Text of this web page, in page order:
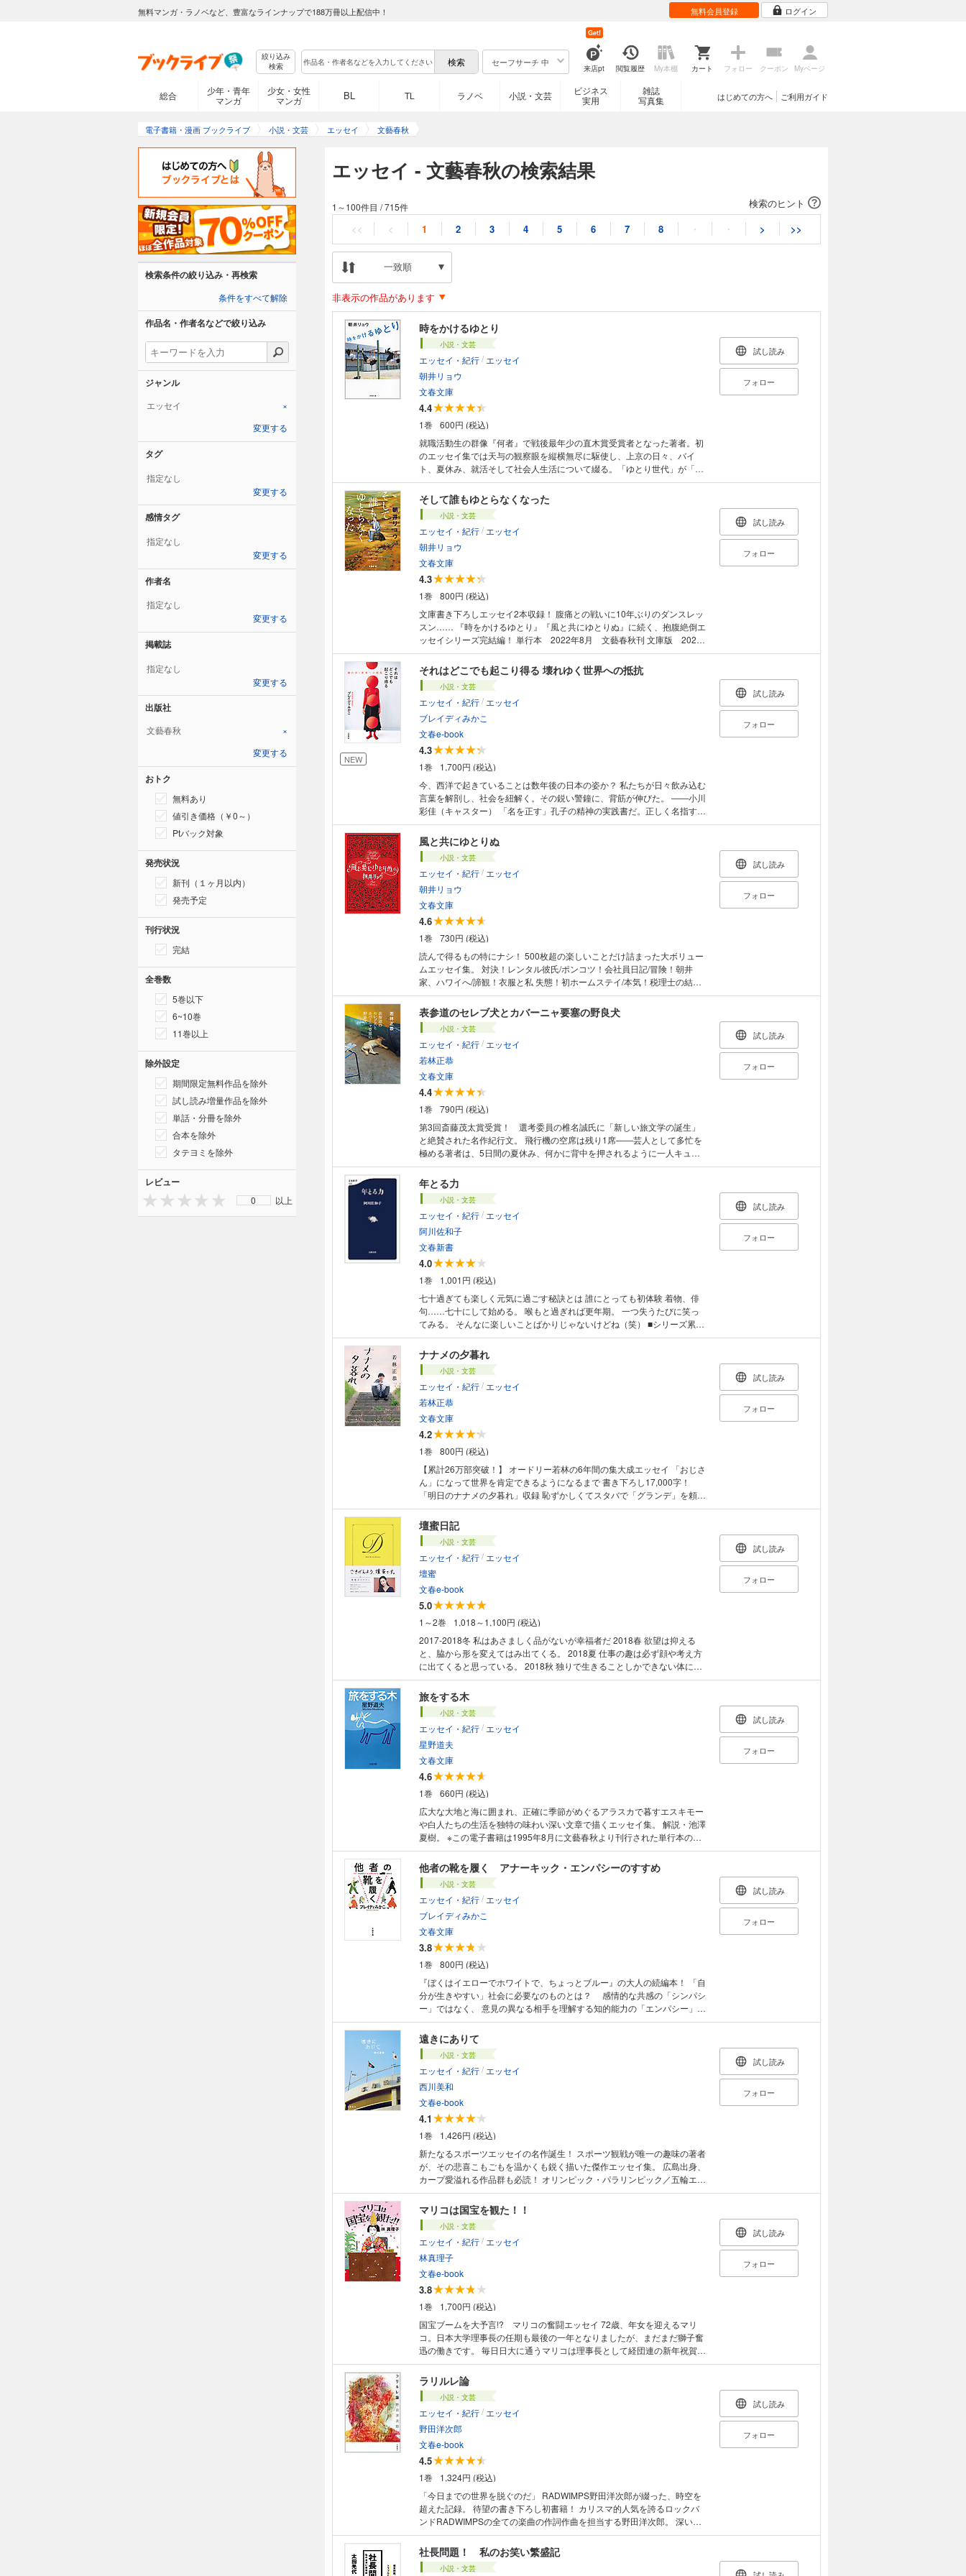
無料マンガ・ラノベなど、豊富なラインナップで188万冊以上配信中！ 無料会員登録 ログイン
絞り込み
検索
セーフサーチ 中
来店pt
Get!
閲覧履歴 My本棚 カート フォロー クーポン Myページ
総合
少年・青年
マンガ
少女・女性
マンガ
BL TL ラノベ 小説・文芸
ビジネス
実用
雑誌
写真集
ご利用ガイド
はじめての方へ
電子書籍・漫画 ブックライブ 小説・文芸 エッセイ 文藝春秋
エッセイ - 文藝春秋の検索結果
検索のヒント
1～100件目 /715件
<< < 1 2 3 4 5 6 7 8 ・ ・ > >>
一致順
非表示の作品があります
時をかけるゆとり
小説・文芸
エッセイ・紀行/ エッセイ
朝井リョウ
文春文庫
4.4
1巻
600円 (税込)
就職活動生の群像『何者』で戦後最年少の直木賞受賞者となった著者。初
のエッセイ集では天与の観察眼を縦横無尽に駆使し、上京の日々、バイ
ト、夏休み、就活そして社会人生活について綴る。「ゆとり世代」が「ゆ
とり世代」を見た、切なさとおかしみが炸裂する23編。『学生時代にやら
なくてもいい20のこと』に社会人篇を追加・加筆し改題。
試し読み
フォロー
そして誰もゆとらなくなった
小説・文芸
エッセイ・紀行/ エッセイ
朝井リョウ
文春文庫
4.3
1巻
800円 (税込)
文庫書き下ろしエッセイ2本収録！ 腹痛との戦いに10年ぶりのダンスレッ
スン…… 『時をかけるゆとり』『風と共にゆとりぬ』に続く、抱腹絶倒エ
ッセイシリーズ完結編！ 単行本 2022年8月 文藝春秋刊 文庫版 2025
年7月 文春文庫刊 この電子書籍は文春文庫版を底本としています。
試し読み
フォロー
NEW
それはどこでも起こり得る 壊れゆく世界への抵抗
小説・文芸
エッセイ・紀行/ エッセイ
ブレイディみかこ
文春e-book
4.3
1巻
1,700円 (税込)
今、西洋で起きていることは数年後の日本の姿か？ 私たちが日々飲み込む
言葉を解剖し、社会を紐解く。その鋭い警鐘に、背筋が伸びた。 ――小川
彩佳（キャスター） 「名を正す」孔子の精神の実践書だ。正しく名指すこ
とこそ、混乱した政治を解きほぐす道である。 ――國分功一郎（哲学者）
極中、クラス・シーリング、テクノ大衆、リマイグレーション…… 今、西
洋で起きていることは、すぐそこにある日本の姿か？ ・個は責任を問わ
れ、為政者は説明責任を逃れる「責任格差」 ・イデオロギーを捨て、権力
奪取を目的とする「極中」の倒錯 ・貧困層が“身の程を知る”よう呪われる
「階級の天井」とは？ ・テクノ領主たちが仕掛ける「プラットフォーム・
ポリティクス」 ・「リマイグレーション」という名のソフトな民族浄化の
正体……etc. 本書を書いているうちに、「リマイグレーション」のよう
な恐ろしい言葉も取り上げざるを得ない状況になってきた。これは、白人
以外の民族（移民、市民を問わず）を人種的祖先の地へ大量に送還すると
いう意味の政治的なスローガンだ。民族浄化の「言い換え」と言われるこ
の表現は、欧州の極右勢力やトランプ政権が使うものだ。（…） 自分
たちだけは、ここだけは大丈夫などということは、もうない時代なのだ。
語り始められ得る。それはどこでも起こり得るのだ。 ――「はじめに」よ
り ベストセラー『他者の靴を履く』から5年―― 「個の力」（power of）
を取り戻す革新の書！
試し読み
フォロー
風と共にゆとりぬ
小説・文芸
エッセイ・紀行/ エッセイ
朝井リョウ
文春文庫
4.6
1巻
730円 (税込)
読んで得るもの特にナシ！ 500枚超の楽しいことだけ詰まった大ボリュー
ムエッセイ集。 対決！レンタル彼氏/ポンコツ！会社員日記/冒険！朝井
家、ハワイへ/諦観！衣服と私 失態！初ホームステイ/本気！税理士の結婚
式で余興/阿鼻叫喚！痔瘻手術、その全貌等 ・ダヴィンチBOOK OF THE
YEAR 2017 2位 ・ブクログ大賞2018 ノミネート ・読書メーター OF THE
YEAR 2018 3位 『桐島、部活やめるってよ』で鮮烈なデビューを飾り、
『何者』で戦後最年少直木賞作家となった著者のユーモアあふれるエッセ
イ集が待望の文庫化。 日経新聞「プロムナード」連載エッセイや、壮絶な
痔瘻手術の体験をつづった「肛門記」を収録。 また、その顛末が読める
「肛門記～Eternal～」書き下ろし！ ※この電子書籍は2017年6月に文藝春
秋より刊行された単行本の文庫版を底本としています。
試し読み
フォロー
表参道のセレブ犬とカバーニャ要塞の野良犬
小説・文芸
エッセイ・紀行/ エッセイ
若林正恭
文春文庫
4.4
1巻
790円 (税込)
第3回斎藤茂太賞受賞！ 選考委員の椎名誠氏に「新しい旅文学の誕生」
と絶賛された名作紀行文。 飛行機の空席は残り1席――芸人として多忙を
極める著者は、5日間の夏休み、何かに背中を押されるように一人キュー
バへと旅立った。クラシックカーの排ガス、革命、ヘミングウェイ、青い
カリブ海……「日本と逆のシステム」の風景と、そこに生きる人々との交
流に心ほぐされた頃、隠された旅の目的が明らかに――落涙必至のベスト
セラー紀行文。特別書下ろし3編「モンゴル」「アイスランド」「コロナ
後の東京」収録。解説・Creepy Nuts DJ松永。 いざキューバへ！ ぼくは
今から5日間だけ、 灰色の街と無関係になる。 ロングセラー傑作紀行文 書
下ろし新章 モンゴル／アイスランド／コロナ後の東京 俺は誓いました。
あなたのように 生々しく生きていこうと。 （Creepy Nuts DJ松永「解
説」より）
試し読み
フォロー
年とる力
小説・文芸
エッセイ・紀行/ エッセイ
阿川佐和子
文春新書
4.0
1巻
1,001円 (税込)
七十過ぎても楽しく元気に過ごす秘訣とは 誰にとっても初体験 着物、俳
句……七十にして始める。 喉もと過ぎれば更年期。 一つ失うたびに笑っ
てみる。 そんなに楽しいことばかりじゃないけどね（笑） ■シリーズ累計
２３７万部突破！■ 物忘れがひどい。すぐ疲れる。動脈硬化……。 身体が
ボロボロになり、世の中は不安ばかり。 高齢初心者になったアガワが披露
する、これからの人生を楽しく笑って過ごすための51のヒント。 ●老化に
抗うつもりはない ●自らに降りかかった事件を第三者の目で観察してみる
●不安だらけで悲観的になったら ●体重計には１日に５回はのる ●体操を続
ける秘訣 ●初心者なんだから衰えを冷静に受け止めなくてもいい ●人生最
高のモテ期とは ●「後悔するわよ」と言われても
試し読み
フォロー
ナナメの夕暮れ
小説・文芸
エッセイ・紀行/ エッセイ
若林正恭
文春文庫
4.2
1巻
800円 (税込)
【累計26万部突破！】 オードリー若林の6年間の集大成エッセイ 「おじさ
ん」になって世界を肯定できるようになるまで 書き下ろし17,000字！
「明日のナナメの夕暮れ」収録 恥ずかしくてスタバで「グランデ」を頼め
ない。ゴルフに興じるおっさんはクソだ！―― 世の中を常に”ナナメ”に見
てきた著者にも、四十を前にしてついに変化が。体力の衰えを自覚し、 没
頭できる趣味や気の合う仲間との出会いを経て、いかにして世界を肯定で
きるようになったか。 「人見知り芸人」の集大成エッセイ。 人間に、変
わらないことで愛され続ける部分と 変わることで愛され始める部分がある
とするならば、 この本は、後者の存在を強く示してくれる。 それは、ど
うしたって変わりながらでしか生き続けることのできない私たちにとっ
て、 頼もしい光となる。（朝井リョウ／解説より） ※この電子書籍は
2018年8月に文藝春秋より刊行された単行本の文庫版を底本としていま
す。
試し読み
フォロー
壇蜜日記
小説・文芸
エッセイ・紀行/ エッセイ
壇蜜
文春e-book
5.0
1～2巻
1,018～1,100円 (税込)
2017-2018冬 私はあさましく品がないが幸福者だ 2018春 欲望は抑える
と、脇から形を変えてはみ出てくる。 2018夏 仕事の趣は必ず顔や考え方
に出てくると思っている。 2018秋 独りで生きることしかできない体に
着々と仕上がっている。 勝手に別れた男のことを勝手に思い出し勝手に浸
り、学生時代に好きだったプライドの高いクールな女の夢を見る。美人女
優の中で自分は華やかな熱帯魚の水槽に出汁をとったあとの煮干しのよう
だと思い、水泳にヨガにサウナに行っても体脂肪は変わらず、ナマケモノ
を飼ってナマケモノのために働く理不尽な生活をしたくなる……。 壇蜜の
あるがままの日々。今日もまた“自分いじり”に磨きがかかる。 ●著者自ら
撮影の写真収録。
試し読み
フォロー
旅をする木
小説・文芸
エッセイ・紀行/ エッセイ
星野道夫
文春文庫
4.6
1巻
660円 (税込)
広大な大地と海に囲まれ、正確に季節がめぐるアラスカで暮すエスキモー
や白人たちの生活を独特の味わい深い文章で描くエッセイ集。 解説・池澤
夏樹。 ※この電子書籍は1995年8月に文藝春秋より刊行された単行本の文
庫版を底本としています。
試し読み
フォロー
他者の靴を履く アナーキック・エンパシーのすすめ
小説・文芸
エッセイ・紀行/ エッセイ
ブレイディみかこ
文春文庫
3.8
1巻
800円 (税込)
『ぼくはイエローでホワイトで、ちょっとブルー』の大人の続編本！ 「自
分が生きやすい」社会に必要なのものとは？ 感情的な共感の「シンパシ
ー」ではなく、 意見の異なる相手を理解する知的能力の「エンパシー」。
この概念を心理学、社会学、哲学など様々な学術的分野の研究から繙く。
うまく活用するために、自治・自立し相互扶助のアナキズムを提唱。 新し
い思想の地平に立つ刺激的な一冊。 他者はあまりに遠い。“共感”だけでは
たどり着けない。 ジャンプするために、全力で「考える」知的興奮の
書！ ――東畑開人 ※この電子書籍は2021年6月に文藝春秋より刊行され
た単行本の文庫版を底本としています。
試し読み
フォロー
遠きにありて
小説・文芸
エッセイ・紀行/ エッセイ
西川美和
文春e-book
4.1
1巻
1,426円 (税込)
新たなるスポーツエッセイの名作誕生！ スポーツ観戦が唯一の趣味の著者
が、その悲喜こもごもを温かくも鋭く描いた傑作エッセイ集。 広島出身、
カープ愛溢れる作品群も必読！ オリンピック・パラリンピック／五輪エン
ブレム問題／大相撲／ ラグビーＷ杯／イチロー／ＷＢＣ／箱根駅伝／大谷
翔平／ 伊達公子／高校野球／なでしこＪＡＰＡＮ／北島康介／ 星野仙一
／三浦和良／新井貴浩／衣笠祥雄／広島東洋カープ……。 スポーツを、ア
スリートを見つめて、感じたこと、考えたこと。
試し読み
フォロー
マリコは国宝を観た！！
小説・文芸
エッセイ・紀行/ エッセイ
林真理子
文春e-book
3.8
1巻
1,700円 (税込)
国宝ブームを大予言!? マリコの奮闘エッセイ 72歳、年女を迎えるマリ
コ。日本大学理事長の任期も最後の一年となりましたが、まだまだ獅子奮
迅の働きです。 毎日日大に通うマリコは理事長として経団連の新年祝賀会
に出席し、オープンキャンパスでは全国のキャンパスを駆けめぐる。そん
な中、SNSの誹謗中傷やオールドメディアの現状、長嶋茂雄さんの訃報、
そして自身の“トイレ問題”に心を痛める日々…。 でも凹んでいたらマリコ
じゃない。 MLB開幕戦ではナマ大谷翔平の第一号ホームランと佐々木朗希
の初ピッチングを東京ドームで観戦、灼熱の万博では5つのパビリオンを
巡り、歩いた歩数は1万5千歩。 そして尾上菊五郎、菊之助ダブル襲名の
「京鹿子娘道成寺」、さらに噂にたがわぬ面白さの映画「国宝」を見て、
藤間流の日本舞踊の名取りとなり国立劇場で踊った「藤娘」に思いを馳せ
る…。 巻末には、18年ぶりの該当作なしとなった直木賞について、作家
の林さんと同じく選考委員を務める浅田次郎さんとの特別対談も掲載。こ
ちらも必読！ 本当にツイているマリコの今が分かる『週刊文春』の人気ご
長寿連載エッセイ、ついに37巻です！
試し読み
フォロー
ラリルレ論
小説・文芸
エッセイ・紀行/ エッセイ
野田洋次郎
文春e-book
4.5
1巻
1,324円 (税込)
「今日までの世界を脱ぐのだ」 RADWIMPS野田洋次郎が綴った、時空を
超えた記録。 待望の書き下ろし初書籍！ カリスマ的人気を誇るロックバ
ンドRADWIMPSの全ての楽曲の作詞作曲を担当する野田洋次郎。 深い思
索の末に辿り着いた恋愛観や死生観、音楽論、世界中で起こっている様々
なニュースに対する考察、はたまた6月6日公開の映画『トイレのピエタ』
での主演を決意するまでの胸の内などが、その楽曲を想起させる独自のテ
ンポで綴られた、日記形式のエッセイ。 【著者コメント】 期せずして今
試し読み
フォロー
社長問題！ 私のお笑い繁盛記
小説・文芸
検索条件の絞り込み・再検索
条件をすべて解除
作品名・作者名などで絞り込み
ジャンル
エッセイ ×
変更する
タグ
指定なし
変更する
感情タグ
指定なし
変更する
作者名
指定なし
変更する
掲載誌
指定なし
変更する
出版社
文藝春秋 ×
変更する
おトク
無料あり
値引き価格（￥0～）
Ptバック対象
発売状況
新刊（１ヶ月以内）
発売予定
刊行状況
完結
全巻数
5巻以下
6~10巻
11巻以上
除外設定
期間限定無料作品を除外
試し読み増量作品を除外
単話・分冊を除外
合本を除外
タテヨミを除外
レビュー
0 以上